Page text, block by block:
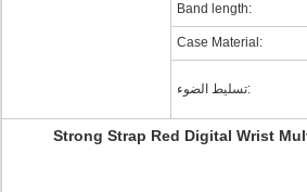
Band length:
Case Material:
تسليط الضوء:
Strong Strap Red Digital Wrist